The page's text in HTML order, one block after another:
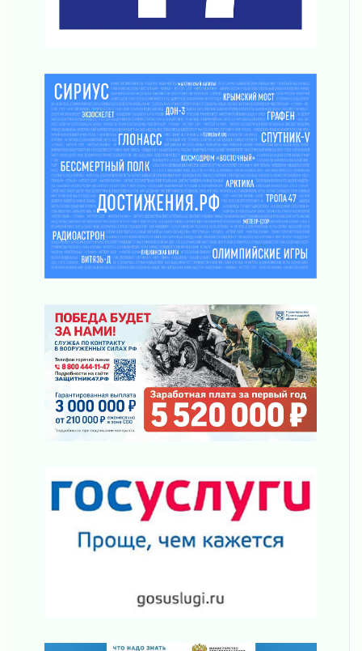
В Ленобласти открылась экспозиция к 150-
Лето без гаджетов
01 августа 2026
Болезнь девственниц и вампиров
01 августа 2026
Безмолвный крик о помощи
01 августа 2026
В музей всей семьёй
01 августа 2026
Без заявлений и очередей
01 августа 2026
Не женское это дело...уверены?
Все силы в кулак
01 августа 2026
Айда на пляж!
01 августа 2026
Один в поле — не воин
01 августа 2026
Пик топливного кризиса в регионе прошёл
31 июля 2026
Ленинградцы — бойцам «Барс-Ленинградец»
Маршрутами будущего — к заветной цели